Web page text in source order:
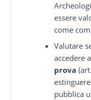
essere
come
Valutare
accedere
prova
pubblica